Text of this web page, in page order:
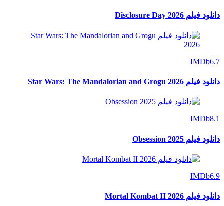
دانلود فیلم Disclosure Day 2026
IMDb6.7
دانلود فیلم Star Wars: The Mandalorian and Grogu 2026
IMDb8.1
دانلود فیلم Obsession 2025
IMDb6.9
دانلود فیلم Mortal Kombat II 2026